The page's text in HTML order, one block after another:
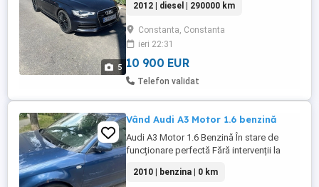
5
Moduri de condus Suspensie pe aer Pilot
automat Încălzire scaune Dublu
climatronic Asistentă unghii mort Trapă
pe poziții Webasto Sistem sonorizare
premium Bose surround Scaune ...
2012 | diesel | 290000 km
Constanta, Constanta
ieri 22:31
10 900 EUR
Telefon validat
Vând Audi A3 Motor 1.6 benzină
Audi A3 Motor 1.6 Benzină În stare de
funcționare perfectă Fără intervenții la
euro Negociabil
2010 | benzina | 0 km